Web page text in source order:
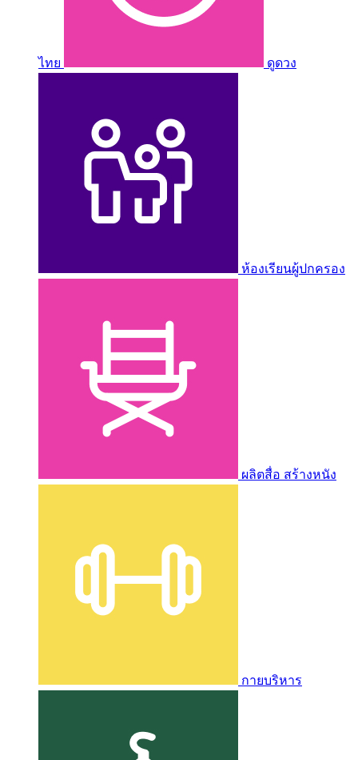
ไทย ดูดวง
ห้องเรียนผู้ปกครอง
ผลิตสื่อ สร้างหนัง
กายบริหาร